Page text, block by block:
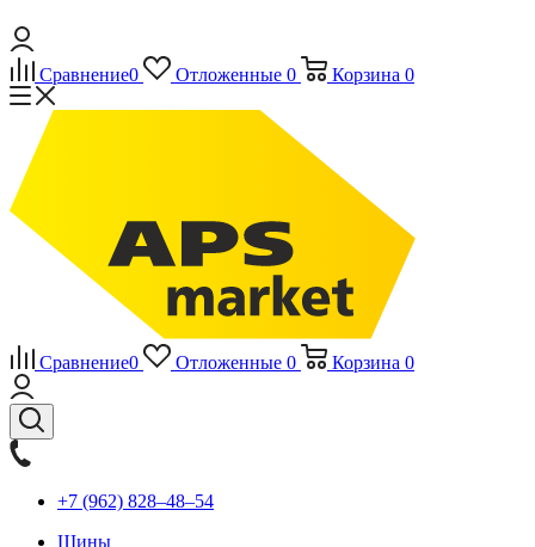
Сравнение0 Отложенные 0 Корзина 0
Сравнение0 Отложенные 0 Корзина 0
+7 (962) 828‒48‒54
Шины